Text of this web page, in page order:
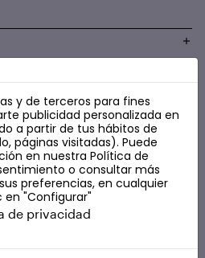
y de terceros para fines
publicidad personalizada en
a partir de tus hábitos de
páginas visitadas). Puede
en nuestra Política de
o consultar más
preferencias, en cualquier
"Configurar"
de privacidad